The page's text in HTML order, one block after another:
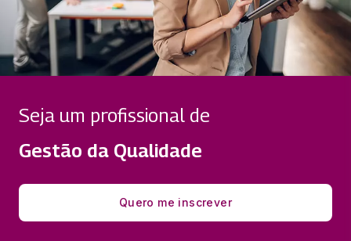
Seja um profissional de
Gestão da Qualidade
Quero me inscrever